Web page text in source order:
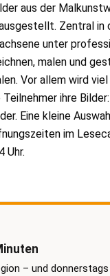
aus der
Zentral
unter
malen und
Vor allem wird
ihre
Eine kleine
im
Uhr.
– und